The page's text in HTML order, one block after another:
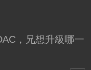
，兄想升級哪一